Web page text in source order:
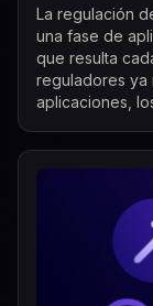
La regulación
una fase de
que resulta
reguladores ya
aplicaciones,